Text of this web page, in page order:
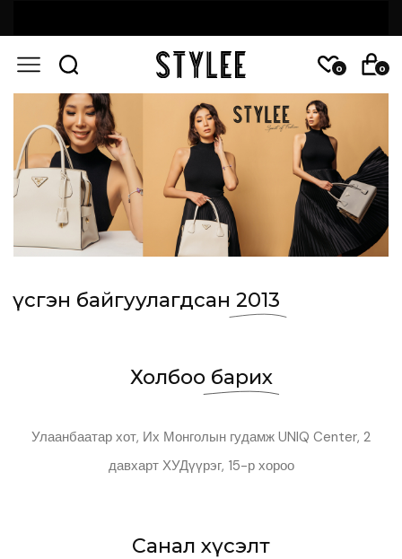
0 0
Үүсгэн байгуулагдсан 2013
Холбоо барих
Улаанбаатар хот, Их Монголын гудамж UNIQ Center, 2
давхарт ХУДүүрэг, 15-р хороо
Санал хүсэлт